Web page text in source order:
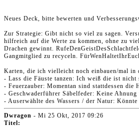
Neues Deck, bitte bewerten und
Zur Strategie: Gibt nicht so viel zu sagen.
hilfreich auf die Werte zu kommen, ohne zu
Drachen gewinnt.
Gangmitglied zu recyceln.
Karten, die ich vielleicht noch einbauen/mal
- Lass die Fäuste tanzen: Ich weiß die ist
- Feuerzauber: Momentan sind stattdessen die
- Geschwaderführer Säbelfeder: Keine
- Auserwählte des Wassers / der Natur:
Dwragon - Mi 25 Okt, 2017 09:26
Titel: